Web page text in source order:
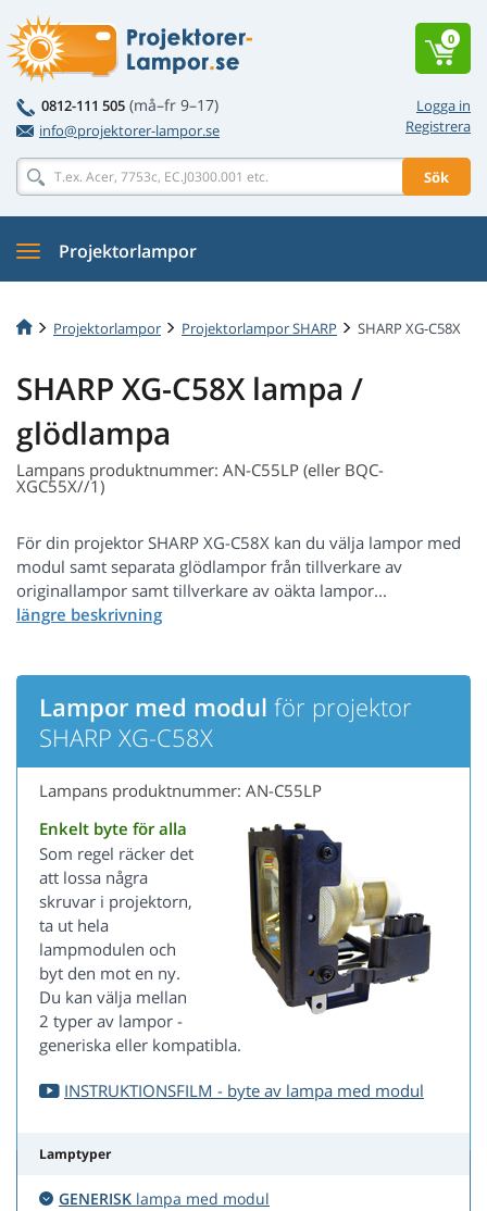
Logga in
Registrera
0812-111 505 (må–fr 9–17)
info@projektorer-lampor.se
Sök
0
Projektorlampor
Projektorlampor Projektorlampor SHARP SHARP XG-C58X
SHARP XG-C58X lampa /
glödlampa
Lampans produktnummer: AN-C55LP (eller BQC-
XGC55X//1)
För din projektor SHARP XG-C58X kan du välja lampor med
modul samt separata glödlampor från tillverkare av
originallampor samt tillverkare av oäkta lampor...
Lampor med modul för projektor
SHARP XG-C58X
Lampans produktnummer: AN-C55LP
Enkelt byte för alla
Som regel räcker det
att lossa några
skruvar i projektorn,
ta ut hela
lampmodulen och
byt den mot en ny.
Du kan välja mellan
2 typer av lampor -
generiska eller kompatibla.
INSTRUKTIONSFILM - byte av lampa med modul
Lamptyper
GENERISK lampa med modul